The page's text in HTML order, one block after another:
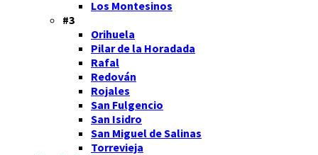
Los Montesinos
#3
Orihuela
Pilar de la Horadada
Rafal
Redován
Rojales
San Fulgencio
San Isidro
San Miguel de Salinas
Torrevieja